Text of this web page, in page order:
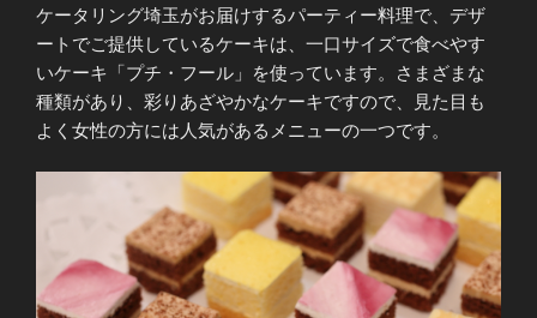
ケータリング埼玉がお届けするパーティー料理で、デザ
ートでご提供しているケーキは、一口サイズで食べやす
いケーキ「プチ・フール」を使っています。さまざまな
種類があり、彩りあざやかなケーキですので、見た目も
よく女性の方には人気があるメニューの一つです。